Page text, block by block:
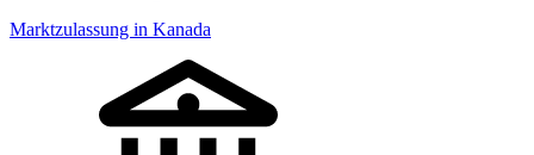
Marktzulassung in Kanada